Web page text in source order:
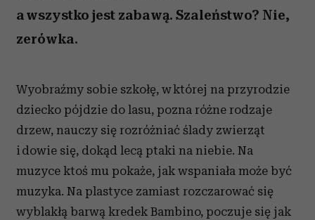
a wszystko jest zabawą. Szaleństwo? Nie,
zerówka.
Wyobraźmy sobie szkołę, w której na przyrodzie
dziecko pójdzie do lasu, pozna różne rodzaje
drzew, nauczy się rozróżniać ślady zwierząt
i dowie się, dokąd lecą ptaki na niebie. Na
muzyce ktoś mu pokaże, jak wspaniała może być
muzyka. Na plastyce zamiast rozczarować się
wyblakłą barwą kredek Bambino, poczuje się jak